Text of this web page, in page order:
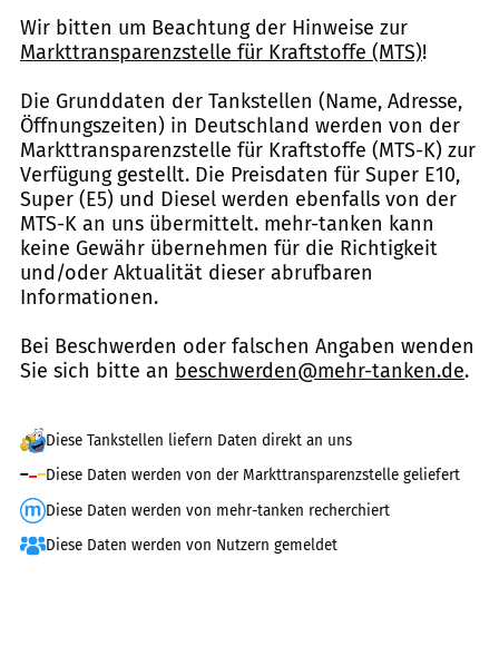
Wir bitten um Beachtung der Hinweise zur
Markttransparenzstelle für Kraftstoffe (MTS)!
Die Grunddaten der Tankstellen (Name, Adresse,
Öffnungszeiten) in Deutschland werden von der
Markttransparenzstelle für Kraftstoffe (MTS-K) zur
Verfügung gestellt. Die Preisdaten für Super E10,
Super (E5) und Diesel werden ebenfalls von der
MTS-K an uns übermittelt. mehr-tanken kann
keine Gewähr übernehmen für die Richtigkeit
und/oder Aktualität dieser abrufbaren
Informationen.
Bei Beschwerden oder falschen Angaben wenden
Sie sich bitte an beschwerden@mehr-tanken.de.
Diese Tankstellen liefern Daten direkt an uns
Diese Daten werden von der Markttransparenzstelle geliefert
Diese Daten werden von mehr-tanken recherchiert
Diese Daten werden von Nutzern gemeldet